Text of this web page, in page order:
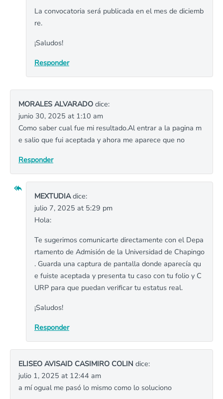
La convocatoria será publicada en el mes de diciemb
re.
¡Saludos!
Responder
MORALES ALVARADO dice:
junio 30, 2025 at 1:10 am
Como saber cual fue mi resultado.Al entrar a la pagina m
e salio que fui aceptada y ahora me aparece que no
Responder
MEXTUDIAdice:
julio 7, 2025 at 5:29 pm
Hola:
Te sugerimos comunicarte directamente con el Depa
rtamento de Admisión de la Universidad de Chapingo
. Guarda una captura de pantalla donde aparecía qu
e fuiste aceptada y presenta tu caso con tu folio y C
URP para que puedan verificar tu estatus real.
¡Saludos!
Responder
ELISEO AVISAID CASIMIRO COLIN dice:
julio 1, 2025 at 12:44 am
a mí ogual me pasó lo mismo como lo soluciono